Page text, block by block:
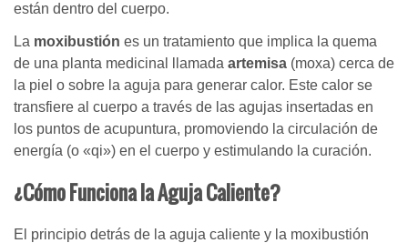
están dentro del cuerpo.
La moxibustión es un tratamiento que implica la quema
de una planta medicinal llamada artemisa (moxa) cerca de
la piel o sobre la aguja para generar calor. Este calor se
transfiere al cuerpo a través de las agujas insertadas en
los puntos de acupuntura, promoviendo la circulación de
energía (o «qi») en el cuerpo y estimulando la curación.
¿Cómo Funciona la Aguja Caliente?
El principio detrás de la aguja caliente y la moxibustión